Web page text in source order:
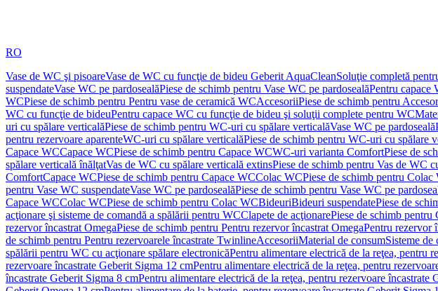
RO
Vase de WC şi pisoareVase de WC cu funcţie de bideu Geberit AquaCleanSoluţie completă
suspendateVase WC pe pardosealăPiese de schimb pentru Vase WC pe pardosealăPentru capace
WCPiese de schimb pentru Pentru vase de ceramică WCAccesoriiPiese de schimb pentru
WC cu funcţie de bideuPentru capace WC cu funcţie de bideu şi soluţii complete pentru WC
uri cu spălare verticalăPiese de schimb pentru WC-uri cu spălare verticalăVase WC pe pardoseală
pentru rezervoare aparenteWC-uri cu spălare verticalăPiese de schimb pentru WC-uri cu spălare
Capace WCCapace WCPiese de schimb pentru Capace WCWC-uri varianta ComfortPiese de
spălare verticală înălţatVas de WC cu spălare verticală extinsPiese de schimb pentru Vas de WC
ComfortCapace WCPiese de schimb pentru Capace WCColac WCPiese de schimb pentru Colac
pentru Vase WC suspendateVase WC pe pardosealăPiese de schimb pentru Vase WC pe
Capace WCColac WCPiese de schimb pentru Colac WCBideuriBideuri suspendatePiese de
acţionare şi sisteme de comandă a spălării pentru WCClapete de acţionarePiese de schimb pentru
rezervor încastrat OmegaPiese de schimb pentru Pentru rezervor încastrat OmegaPentru rezervor
de schimb pentru Pentru rezervoarele încastrate TwinlineAccesoriiMaterial de consumSisteme de
spălării pentru WC cu acţionare spălare electronicăPentru alimentare electrică de la reţea, pentru
rezervoare încastrate Geberit Sigma 12 cmPentru alimentare electrică de la reţea, pentru
încastrate Geberit Sigma 8 cmPentru alimentare electrică de la reţea, pentru rezervoare încastrate